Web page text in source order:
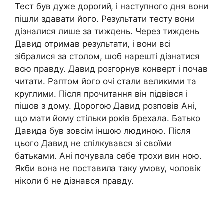
Тест був дуже дороrий, і наступного дня вони
пішли здавати його. Результати тесту вони
дізналися лише за тиждень. Через тиждень
Давид отримав результати, і вони всі
зібралися за столом, щоб нарешті дізнатися
всю правду. Давид розгорнув конверт і почав
читати. Раптом його очі стали великими та
круглими. Після прочитання він підвівся і
пішов з дому. Дорогою Давид розповів Ані,
що мати йому стільки років брехала. Батько
Давида був зовсім іншою людиною. Після
цього Давид не спілкувався зі своїми
батьками. Ані почувала себе трохи вин ною.
Якби вона не поставила таку умову, чоловік
ніколи б не дізнався правду.